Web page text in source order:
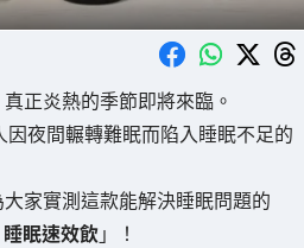
正炎熱的季節即將來臨。
夜間輾轉難眠而陷入睡眠不足的
家實測這款能解決睡眠問題的
眠速效飲」！